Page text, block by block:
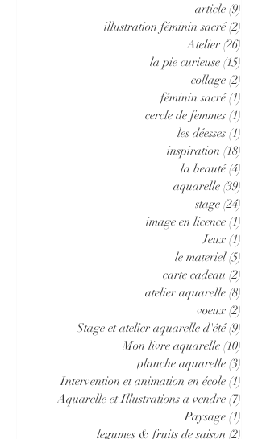
article (9)
illustration féminin sacré (2)
Atelier (26)
la pie curieuse (15)
collage (2)
féminin sacré (1)
cercle de femmes (1)
les déesses (1)
inspiration (18)
la beauté (4)
aquarelle (39)
stage (24)
image en licence (1)
Jeux (1)
le materiel (5)
carte cadeau (2)
atelier aquarelle (8)
voeux (2)
Stage et atelier aquarelle d'été (9)
Mon livre aquarelle (10)
planche aquarelle (3)
Intervention et animation en école (1)
Aquarelle et Illustrations a vendre (7)
Paysage (1)
legumes & fruits de saison (2)